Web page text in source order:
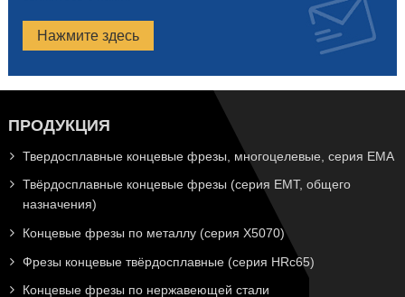
Нажмите здесь
ПРОДУКЦИЯ
Твердосплавные концевые фрезы, многоцелевые, серия EMA
Твёрдосплавные концевые фрезы (серия EMT, общего
назначения)
Концевые фрезы по металлу (серия X5070)
Фрезы концевые твёрдосплавные (серия HRc65)
Концевые фрезы по нержавеющей стали